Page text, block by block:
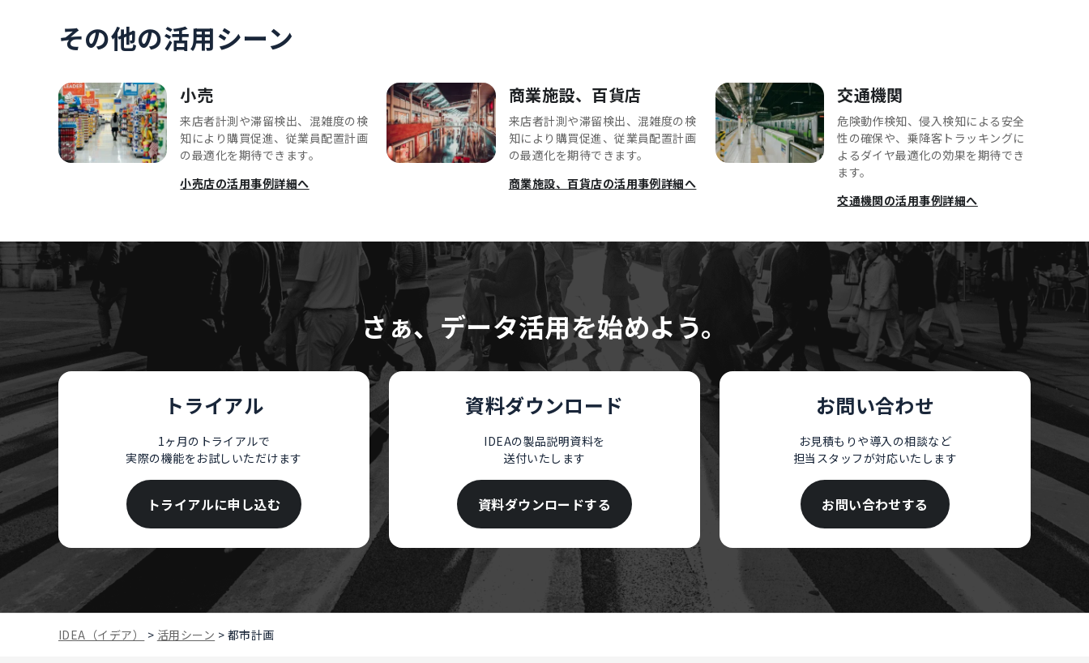
その他の活用シーン
小売
来店者計測や滞留検出、混雑度の検
知により購買促進、従業員配置計画
の最適化を期待できます。
小売店の活用事例詳細へ
商業施設、百貨店
来店者計測や滞留検出、混雑度の検
知により購買促進、従業員配置計画
の最適化を期待できます。
商業施設、百貨店の活用事例詳細へ
交通機関
危険動作検知、侵入検知による安全
性の確保や、乗降客トラッキングに
よるダイヤ最適化の効果を期待でき
ます。
交通機関の活用事例詳細へ
さぁ、データ活用を始めよう。
トライアル
1ヶ月のトライアルで
実際の機能をお試しいただけます
トライアルに申し込む
資料ダウンロード
IDEAの製品説明資料を
送付いたします
資料ダウンロードする
お問い合わせ
お見積もりや導入の相談など
担当スタッフが対応いたします
お問い合わせする
IDEA（イデア） > 活用シーン > 都市計画